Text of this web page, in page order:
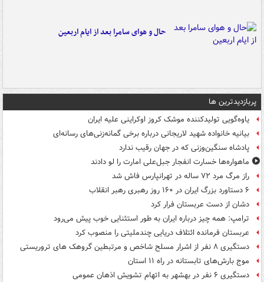
حال و هوای سامرا بعد از ایام اربعین
پربازدیدترین ها
یاوه‌گویی تولیدکننده موشک کروز اوکراینی علیه ایران
بیانیه خانواده شهید لاریجانی درباره برخی گمانه‌زنی‌های رسانه‌ای
پادشاه سنگین‌وزنی که در جهان رقیب ندارد
ماهواره‌ها خسارت انفجار جبل‌علی امارت را لو دادند
راز مرگ مرد ۷۲ ساله در تهرانپارس فاش شد
۶ دستاورد بزرگ ایران در ۱۶۰ روز رهبری رهبر انقلاب
دشان از دست عربستان فرار کرد
ترامپ: همه چیز درباره ایران به طور استثنایی خوب پیش می‌رود
عربستان فرمانده ائتلاف دریایی چندملیتی را منصوب کرد
دستگیری ۸ نفر از اشرار مسلح شاخص و مرتبطین گروهک های تروریستی
موج بارش‌های تابستانه در راه ۱۱ استان
دستگیری ۶ نفر در بهشهر به اتهام تشویش اذهان عمومی